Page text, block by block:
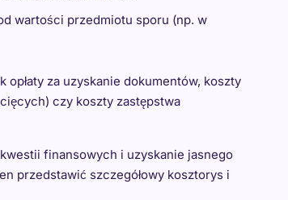
wartości przedmiotu sporu (np. w
za uzyskanie dokumentów, koszty
czy koszty zastępstwa
finansowych i uzyskanie jasnego
przedstawić szczegółowy kosztorys i